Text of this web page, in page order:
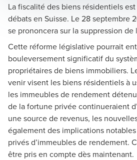
La fiscalité des biens résidentiels
débats en Suisse. Le 28 septembre
se prononcera sur la suppression
Cette réforme législative pourrait
bouleversement significatif du
propriétaires de biens immobiliers.
venir visent les biens résidentiels à
les immeubles de rendement
de la fortune privée continueraient
une source de revenus, les
également des implications
privés d’immeubles de rendement.
être pris en compte dès maintenant.
Luis Annoni
Responsable Fiscalité région
Associé